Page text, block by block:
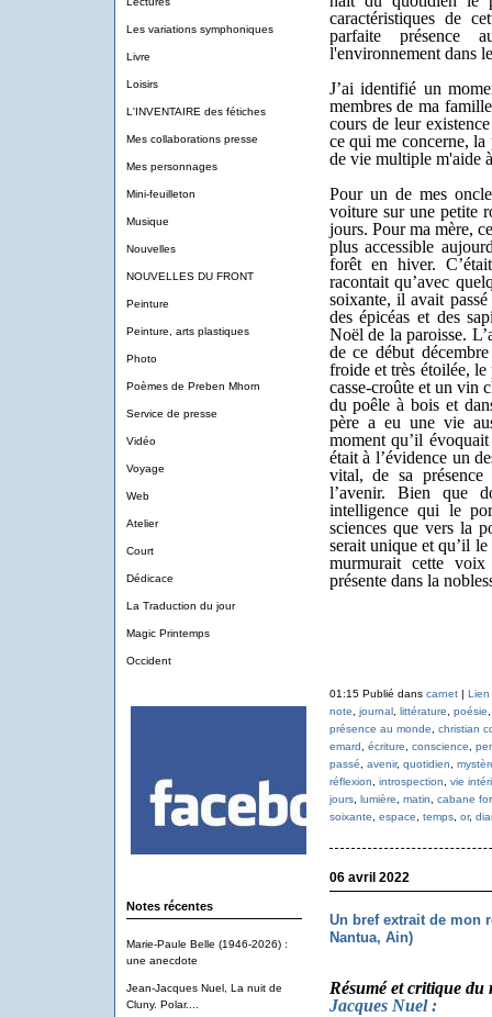
Les variations symphoniques
Livre
Loisirs
L'INVENTAIRE des fétiches
Mes collaborations presse
Mes personnages
Mini-feuilleton
Musique
Nouvelles
NOUVELLES DU FRONT
Peinture
Peinture, arts plastiques
Photo
Poèmes de Preben Mhorn
Service de presse
Vidéo
Voyage
Web
Atelier
Court
Dédicace
La Traduction du jour
Magic Printemps
Occident
Notes récentes
Marie-Paule Belle (1946-2026) :
une anecdote
Jean-Jacques Nuel, La nuit de
Cluny. Polar....
caractéristiques de
parfaite présence
l'environnement dans
J’ai identifié un
membres de ma
cours de leur
ce qui me concerne,
de vie multiple m'aide
Pour un de mes
voiture sur une petite
jours. Pour ma mère,
plus accessible
forêt en hiver.
racontait qu’avec
soixante, il avait
des épicéas et des
Noël de la paroisse.
de ce début
froide et très étoilée,
casse-croûte et un vin
du poêle à bois et
père a eu une vie
moment qu’il
était à l’évidence un
vital, de sa
l’avenir. Bien que
intelligence qui le
sciences que vers la
serait unique et qu’il
murmurait cette voix
présente dans la
01:15 Publié dans carnet| Lien
note, journal, littérature, poésie
présence au monde, christian
emard, écriture, conscience,
passé, avenir, quotidien,
réflexion, introspection, vie
jours, lumière, matin, cabane
soixante, espace, temps, or,
06 avril 2022
Un bref extrait de mon
Nantua, Ain)
Résumé et critique
Jacques Nuel :